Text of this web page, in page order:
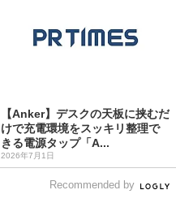
【Anker】デスクの天板に挟むだ
けで充電環境をスッキリ整理で
きる電源タップ「A...
2026年7月1日
Recommended by